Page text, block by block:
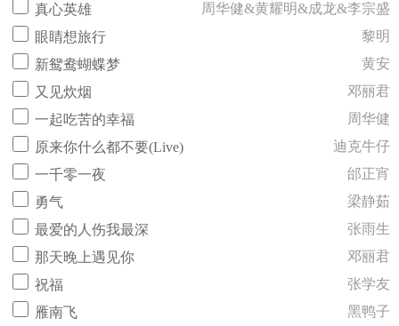
真心英雄
周华健&黄耀明&成龙&李宗盛
眼睛想旅行
黎明
新鸳鸯蝴蝶梦
黄安
又见炊烟
邓丽君
一起吃苦的幸福
周华健
原来你什么都不要(Live)
迪克牛仔
一千零一夜
邰正宵
勇气
梁静茹
最爱的人伤我最深
张雨生
那天晚上遇见你
邓丽君
祝福
张学友
雁南飞
黑鸭子